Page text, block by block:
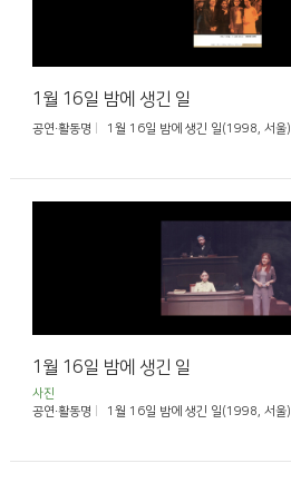
1월 16일 밤에 생긴 일
공연·활동명 1월 16일 밤에 생긴 일(1998, 서울)
1월 16일 밤에 생긴 일
사진
공연·활동명
1월 16일 밤에 생긴 일(1998, 서울)